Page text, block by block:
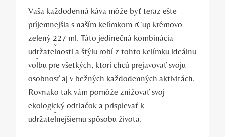
Vaša každodenná káva môže byť teraz ešte
príjemnejšia s naším kelímkom rCup krémovo
zelený 227 ml. Táto jedinečná kombinácia
udržateľnosti a štýlu robí z tohto kelímku ideálnu
voľbu pre všetkých, ktorí chcú prejavovať svoju
osobnosť aj v bežných každodenných aktivitách.
Rovnako tak vám pomôže znižovať svoj
ekologický odtlačok a prispievať k
udržateľnejšiemu spôsobu života.